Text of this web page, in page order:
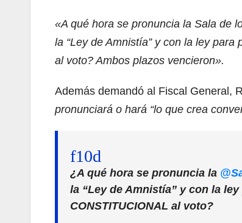
«A qué hora se pronuncia la Sala de
la “Ley de Amnistía” y con la ley
al voto? Ambos plazos vencieron».
Además demandó al Fiscal General,
pronunciará o hará “lo que crea
¿A qué hora se pronuncia la
la “Ley de Amnistía” y con la
CONSTITUCIONAL al voto?